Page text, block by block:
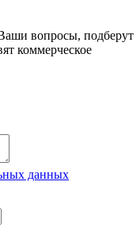
вопросы, подберут
коммерческое
данных